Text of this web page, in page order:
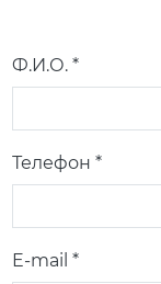
Ф.И.О. *
Телефон *
E-mail *